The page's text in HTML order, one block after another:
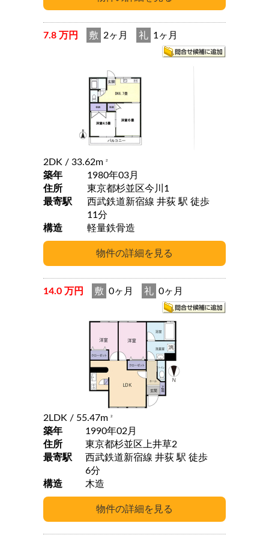
7.8 万円 敷 2ヶ月 礼 1ヶ月
2DK / 33.62m 2
築年
1980年03月
住所
東京都杉並区今川1
最寄駅
西武鉄道新宿線 井荻 駅 徒歩
11分
構造
軽量鉄骨造
14.0 万円 敷 0ヶ月 礼 0ヶ月
2LDK / 55.47m 2
築年
1990年02月
住所
東京都杉並区上井草2
最寄駅
西武鉄道新宿線 井荻 駅 徒歩
6分
構造
木造